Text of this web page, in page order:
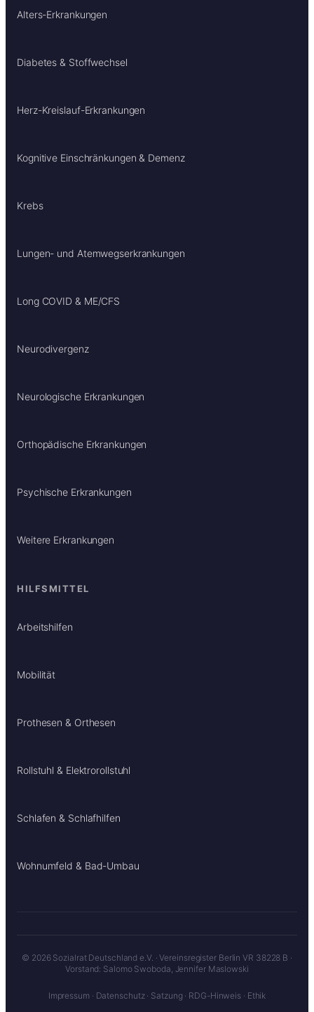
Alters-Erkrankungen
Diabetes & Stoffwechsel
Herz-Kreislauf-Erkrankungen
Kognitive Einschränkungen & Demenz
Krebs
Lungen- und Atemwegserkrankungen
Long COVID & ME/CFS
Neurodivergenz
Neurologische Erkrankungen
Orthopädische Erkrankungen
Psychische Erkrankungen
Weitere Erkrankungen
HILFSMITTEL
Arbeitshilfen
Mobilität
Prothesen & Orthesen
Rollstuhl & Elektrorollstuhl
Schlafen & Schlafhilfen
Wohnumfeld & Bad-Umbau
© 2026 Sozialrat Deutschland e.V. · Vereinsregister Berlin VR 38228 B ·
Vorstand: Salomo Swoboda, Jennifer Maslowski
Impressum · Datenschutz· Satzung · RDG-Hinweis · Ethik